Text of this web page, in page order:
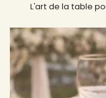
L'art de la table